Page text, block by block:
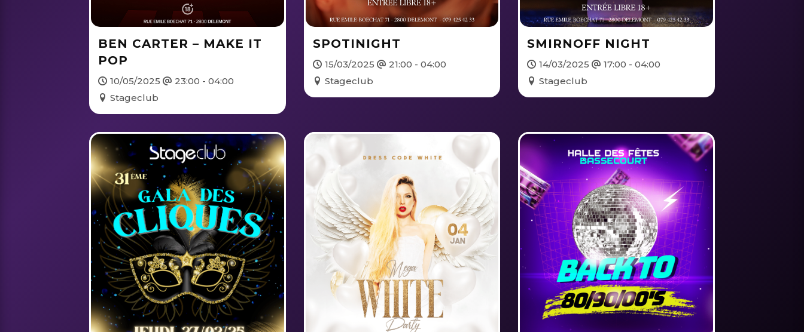
BEN CARTER – MAKE IT
POP
10/05/2025
23:00 - 04:00
Stageclub
SPOTINIGHT
15/03/2025
21:00 - 04:00
Stageclub
SMIRNOFF NIGHT
14/03/2025
17:00 - 04:00
Stageclub